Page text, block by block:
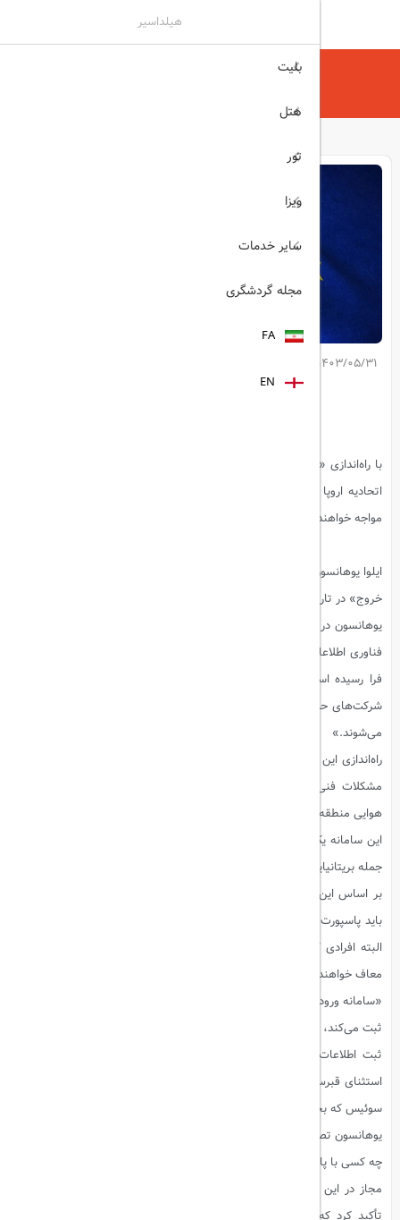
هیلداسیر
1403/05/31
اتحادیه اروپا نیستند، هنگام ورود به منطقه شنگن با تدابیر مرزی جدیدی
مواجه خواهند شد.
ایلوا یوهانسون، کمیسر امور داخلی اتحادیه اروپا، اعلام کرد که «سامانه ورود-
خروج» در تاریخ ۱۰ نوامبر به‌طور رسمی به بهره‌برداری می‌رسد.
فناوری اطلاعات این سامانه را بر عهده دارد، گفت: «زمان اجرای این سیستم
فرا رسیده است. ما در مرحله نهایی آزمایش قرار داریم و تمامی اپراتورها،
شرکت‌های حمل‌ونقل، ایستگاه‌های قطار و فرودگاه‌ها برای این روز مهم آماده
می‌شوند.»
مشکلات فنی و تأخیر در نصب تجهیزات لازم در مرزهای زمینی، دریایی و
هوایی منطقه شنگن با چالش‌هایی روبه‌رو شد.
این سامانه یک سیستم ثبت‌نام خودکار برای مسافران خارج از اتحادیه اروپا از
جمله بریتانیایی‌ها است که به حوزه شنگن وارد یا از آن خارج می‌شوند.
بر اساس این سیستم، مسافران هنگام عبور از مرزهای خارجی اتحادیه اروپا
باید پاسپورت یا اسناد سفر خود را در کیوسک‌های سلف‌سرویس اسکن کنند.
البته افرادی که دارای مدرک اقامتی یا ویزای بلندمدت هستند، از این الزام
معاف خواهند بود.
«سامانه ورود-خروج» اطلاعات نام و بیومتریک مسافران را هنگام ورود و خروج
ثبت می‌کند، که جایگزین مهرهای پاسپورتی خواهد شد.
ثبت اطلاعات ورود و خروج برای تمامی کشورهای عضو اتحادیه اروپا (به
استثنای قبرس و ایرلند) و همچنین چهار کشور ایسلند، لیختن‌اشتاین، نروژ و
سوئیس که بخشی از منطقه شنگن هستند، الزامی است.
یوهانسون تصریح کرد: «با استفاده از این سامانه، ما دقیقاً مطلع خواهیم شد
چه کسی با پاسپورت خارجی وارد منطقه شنگن می‌شود و اگر کسی بیش از حد
مجاز در این منطقه اقامت داشته باشد، شناسایی خواهد شد.» او همچنین
تأکید کرد که شناسایی بیومتریک، از جمله عکس و اثر انگشت، مجرمان،
هیلداسیر
بلیت
هتل
تور
ویزا
سایر خدمات
مجله گردشگری
FA
EN